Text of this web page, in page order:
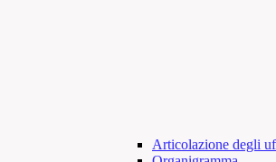
Articolazione degli